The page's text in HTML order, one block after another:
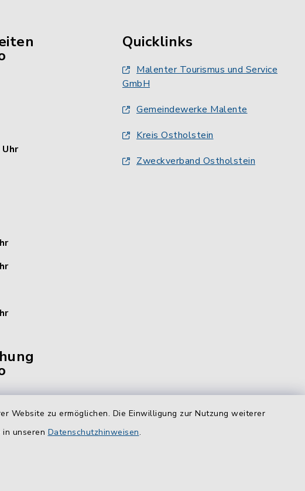
Website zu ermöglichen. Die Einwilligung zur Nutzung weiterer
unseren Datenschutzhinweisen.
hier bequem
für das
Quicklinks
Malenter Tourismus und Service
GmbH
Gemeindewerke Malente
Kreis Ostholstein
Zweckverband Ostholstein